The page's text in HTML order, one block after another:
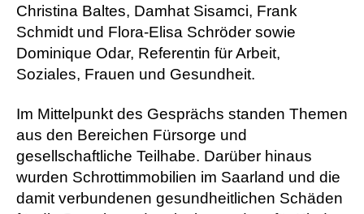
Christina Baltes, Damhat Sisamci, Frank
Schmidt und Flora-Elisa Schröder sowie
Dominique Odar, Referentin für Arbeit,
Soziales, Frauen und Gesundheit.
Im Mittelpunkt des Gesprächs standen Themen
aus den Bereichen Fürsorge und
gesellschaftliche Teilhabe. Darüber hinaus
wurden Schrottimmobilien im Saarland und die
damit verbundenen gesundheitlichen Schäden